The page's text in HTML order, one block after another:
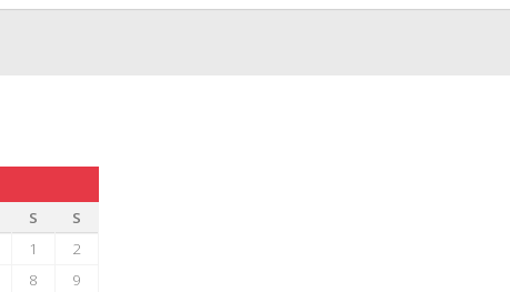
S
S
1
2
8
9